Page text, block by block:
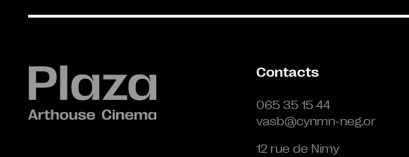
Contacts
065 35 15 44
vasb@cynmn-neg.or
12 rue de Nimy